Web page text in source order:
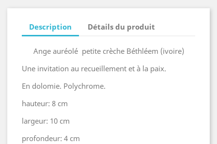
Description Détails du produit
Ange auréolé petite crèche Béthléem (ivoire)
Une invitation au recueillement et à la paix.
En dolomie. Polychrome.
hauteur: 8 cm
largeur: 10 cm
profondeur: 4 cm